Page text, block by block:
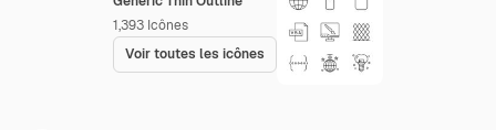
1,393 Icônes
Voir toutes les icônes